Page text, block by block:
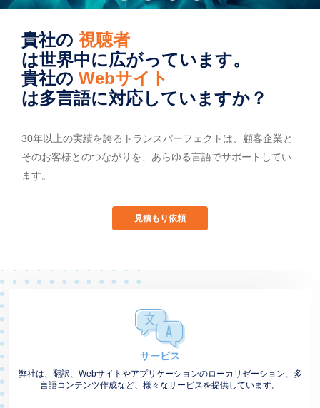
貴社の 視聴者
は世界中に広がっています。
貴社の Webサイト
は多言語に対応していますか？
30年以上の実績を誇るトランスパーフェクトは、顧客企業と
そのお客様とのつながりを、あらゆる言語でサポートしてい
ます。
見積もり依頼
サービス
弊社は、翻訳、Webサイトやアプリケーションのローカリゼーション、多
言語コンテンツ作成など、様々なサービスを提供しています。